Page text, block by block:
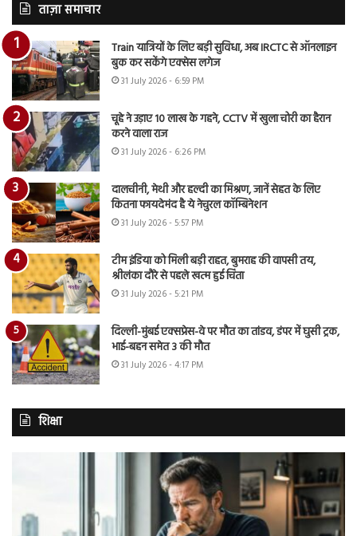
ताज़ा समाचार
Train यात्रियों के लिए बड़ी सुविधा, अब IRCTC से ऑनलाइन
बुक कर सकेंगे एक्सेस लगेज
31 July 2026 - 6:59 PM
चूहे ने उड़ाए 10 लाख के गहने, CCTV में खुला चोरी का हैरान
करने वाला राज
31 July 2026 - 6:26 PM
दालचीनी, मेथी और हल्दी का मिश्रण, जानें सेहत के लिए
कितना फायदेमंद है ये नेचुरल कॉम्बिनेशन
31 July 2026 - 5:57 PM
टीम इंडिया को मिली बड़ी राहत, बुमराह की वापसी तय,
श्रीलंका दौरे से पहले खत्म हुई चिंता
31 July 2026 - 5:21 PM
दिल्ली-मुंबई एक्सप्रेस-वे पर मौत का तांडव, डंपर में घुसी ट्रक,
भाई-बहन समेत 3 की मौत
31 July 2026 - 4:17 PM
शिक्षा